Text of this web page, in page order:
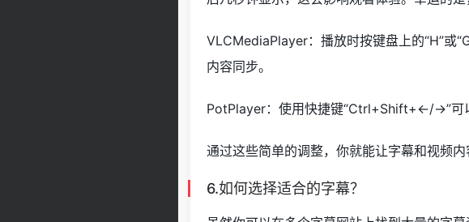
VLCMediaPlayer：播放时按键盘上的“H”或
内容同步。
PotPlayer：使用快捷键“Ctrl+Shift+←/→”可
通过这些简单的调整，你就能让字幕和视频内
6.如何选择适合的字幕？